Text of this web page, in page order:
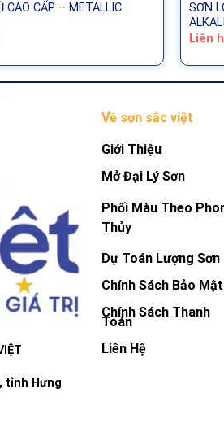
CAO CẤP – METALLIC
SƠN
Liên
tỉnh Hưng
Về sơn sắc việt
Giới Thiệu
Mở Đại Lý Sơn
Phối Màu Theo
Thủy
Dự Toán Lượng Sơn
Chính Sách Bảo Mật
Chính Sách Thanh
Toán
Liên Hệ